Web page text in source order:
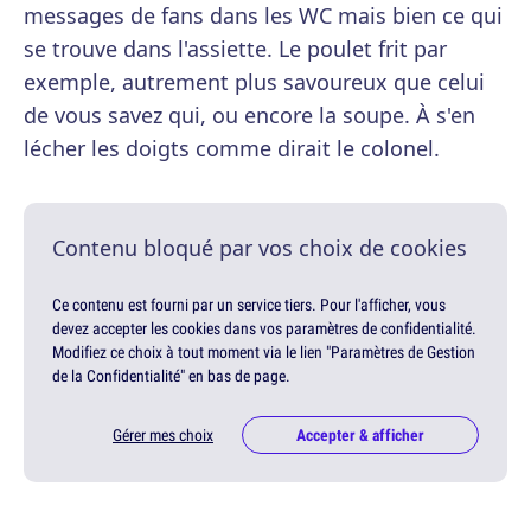
messages de fans dans les WC mais bien ce qui
se trouve dans l'assiette. Le poulet frit par
exemple, autrement plus savoureux que celui
de vous savez qui, ou encore la soupe. À s'en
lécher les doigts comme dirait le colonel.
Contenu bloqué par vos choix de cookies
Ce contenu est fourni par un service tiers. Pour l'afficher, vous
devez accepter les cookies dans vos paramètres de confidentialité.
Modifiez ce choix à tout moment via le lien "Paramètres de Gestion
de la Confidentialité" en bas de page.
Gérer mes choix Accepter & afficher